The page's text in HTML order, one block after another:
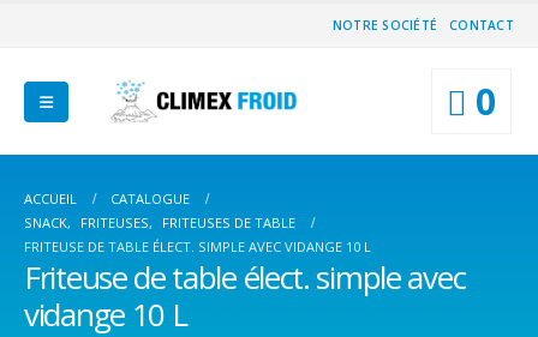
NOTRE SOCIÉTÉ CONTACT
0
ACCUEIL
CATALOGUE
SNACK, FRITEUSES,
FRITEUSES DE TABLE
FRITEUSE DE TABLE ÉLECT. SIMPLE AVEC VIDANGE 10 L
Friteuse de table élect. simple avec
vidange 10 L